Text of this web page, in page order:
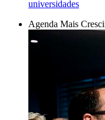
universidades
Agenda Mais